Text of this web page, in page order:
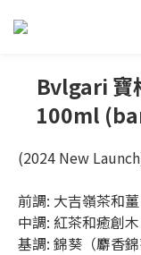
Bvlgari 寶
100ml
(2024 New
前調: 大吉嶺茶和薑
中調: 紅茶和癒創木
基調: 錦葵（麝香